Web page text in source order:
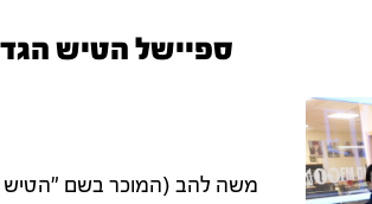
ספיישל הטיש
משה להב (המוכר בשם "הטיש